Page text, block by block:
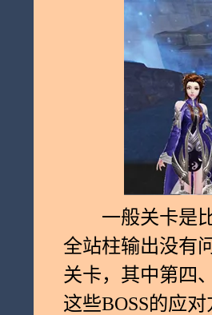
一般关卡是比
全站柱输出没有
关卡，其中第四
这些BOSS的应